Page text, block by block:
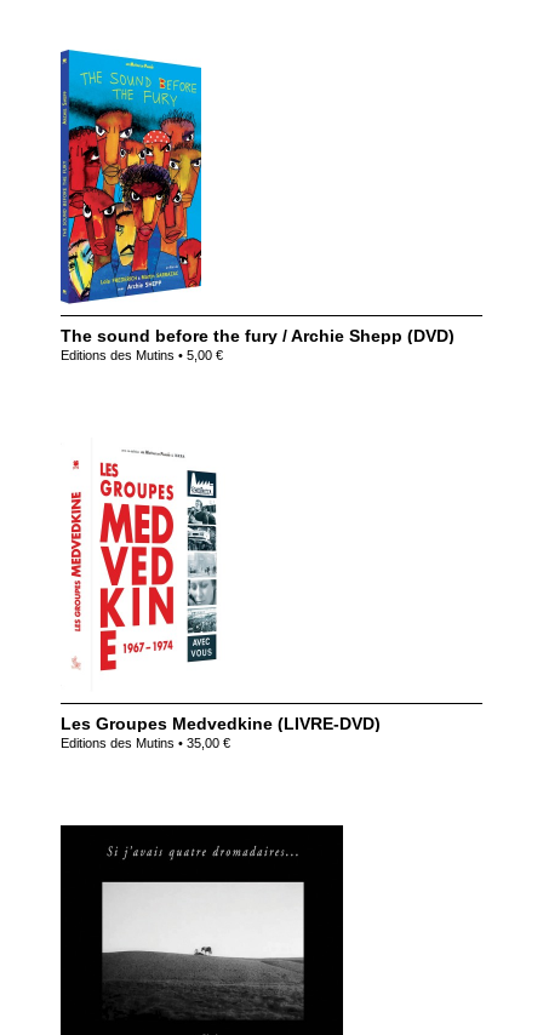
The sound before the fury / Archie Shepp (DVD)
Editions des Mutins • 5,00 €
Les Groupes Medvedkine (LIVRE-DVD)
Editions des Mutins • 35,00 €